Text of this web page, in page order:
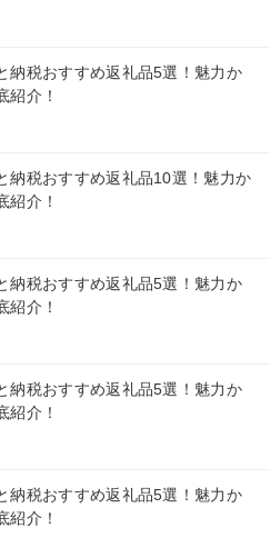
納税おすすめ返礼品5選！魅力か
紹介！
納税おすすめ返礼品10選！魅力か
紹介！
納税おすすめ返礼品5選！魅力か
紹介！
納税おすすめ返礼品5選！魅力か
紹介！
納税おすすめ返礼品5選！魅力か
紹介！